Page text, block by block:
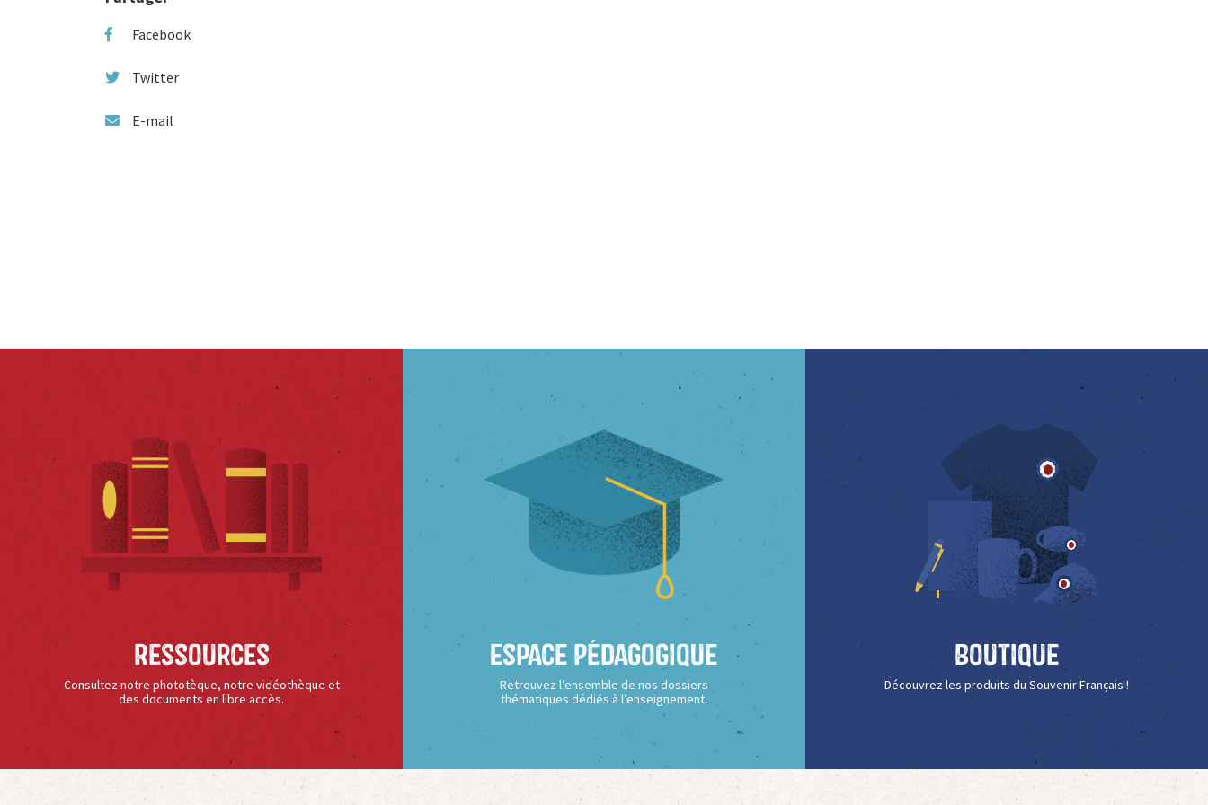
Facebook
Twitter
E-mail
Ressources
Consultez notre phototèque, notre vidéothèque et
des documents en libre accès.
Espace Pédagogique
Retrouvez l’ensemble de nos dossiers
thématiques dédiés à l’enseignement.
Boutique
Découvrez les produits du Souvenir Français !